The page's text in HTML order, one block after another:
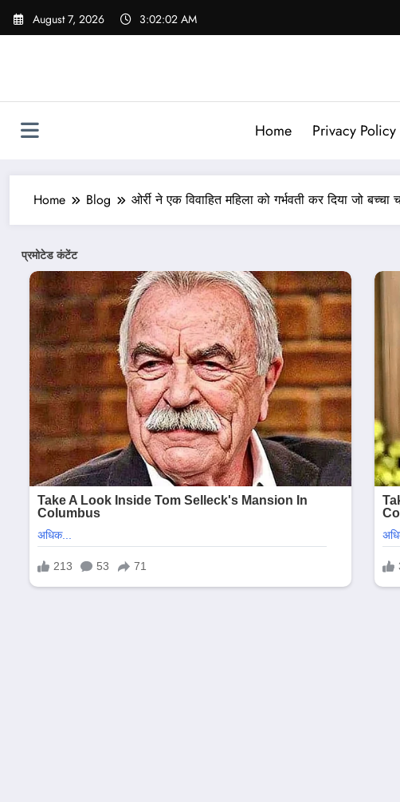
Skip
August 7, 2026 3:02:04 AM
Home Privacy Policy
Home Blog ओर्री ने एक विवाहित महिला को गर्भवती कर दिया जो बच्चा